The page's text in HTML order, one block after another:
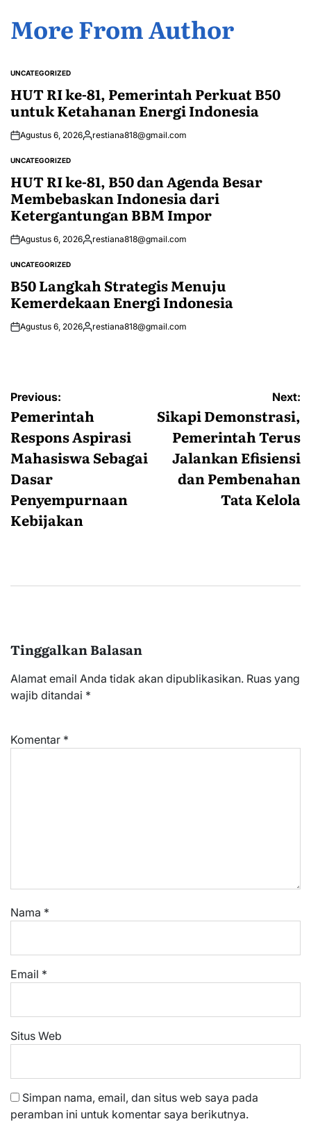
More From Author
POSTED
UNCATEGORIZED
HUT RI ke-81, Pemerintah Perkuat B50
untuk Ketahanan Energi Indonesia
Agustus 6, 2026Posted
restiana818@gmail.com
POSTED
UNCATEGORIZED
HUT RI ke-81, B50 dan Agenda Besar
Membebaskan Indonesia dari
Ketergantungan BBM Impor
Agustus 6, 2026Posted
restiana818@gmail.com
POSTED
UNCATEGORIZED
B50 Langkah Strategis Menuju
Kemerdekaan Energi Indonesia
Agustus 6, 2026Posted
restiana818@gmail.com
Navigasi
pos
Previous:
Pemerintah
Respons Aspirasi
Mahasiswa Sebagai
Dasar
Penyempurnaan
Kebijakan
Next:
Sikapi Demonstrasi,
Pemerintah Terus
Jalankan Efisiensi
dan Pembenahan
Tata Kelola
Tinggalkan Balasan
Alamat email Anda tidak akan dipublikasikan. Ruas yang
wajib ditandai *
Komentar *
Nama *
Email *
Situs Web
Simpan nama, email, dan situs web saya pada
peramban ini untuk komentar saya berikutnya.